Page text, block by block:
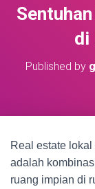
di
Published by
Real estate
adalah
ruang impian di